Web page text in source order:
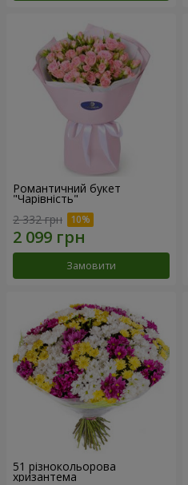
Романтичний букет
"Чарівність"
2 332 грн
Замовити
51 різнокольорова
хризантема